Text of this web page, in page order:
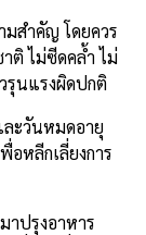
สำคัญ โดยควร
ติ ไม่ซีดคล้ำ ไม่
รุนแรงผิดปกติ
ะวันหมดอายุ
อหลีกเลี่ยงการ
าปรุงอาหาร